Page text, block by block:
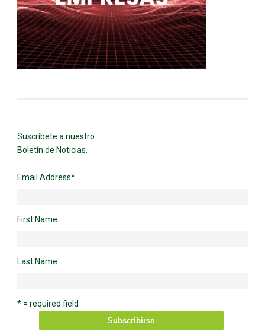
Suscríbete a nuestro
Boletín de Noticias.
Email Address*
First Name
Last Name
* = required field